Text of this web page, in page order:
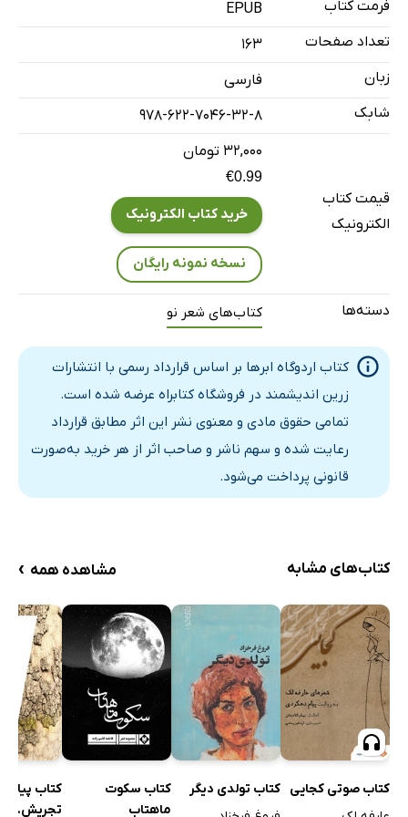
یک باک پُر از رؤیا
گلِ شب بو
طوفانِ روح
فاصله‌ی خاطره
ذره‌ای آرامش
بودن‌ها
مهره‌ی سوخته
پایانِ تابستان
نسلِ جنگ زده
تنها
بُعدِ بَد
پریش اندیشیِ آسمان
شب
روزمرّگی
زندگی گویاست
گایا
مفتونِ شیدا
راهِ من
فرمت کتاب
EPUB
تعداد صفحات
163
زبان
فارسی
شابک
978-622-7046-32-8
قیمت کتاب
الکترونیک
۳۲,۰۰۰ تومان
€0.99
خرید کتاب الکترونیک
نسخه نمونه رایگان
دسته‌ها کتاب‌های شعر نو
کتاب اردوگاه ابرها بر اساس قرارداد رسمی با انتشارات
زرین اندیشمند در فروشگاه کتابراه عرضه شده است.
تمامی حقوق مادی و معنوی نشر این اثر مطابق قرارداد
رعایت شده و سهم ناشر و صاحب اثر از هر خرید به‌صورت
قانونی پرداخت می‌شود.
کتاب‌های مشابه مشاهده همه ›
کتاب صوتی کجایی کتاب تولدی دیگر
کتاب سکوت
ماهتاب
کتاب
تجریش...